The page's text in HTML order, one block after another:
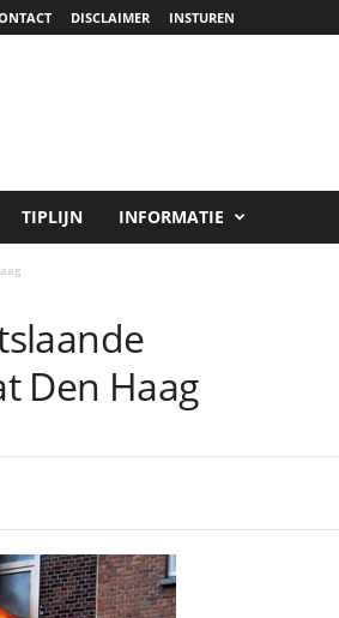
DISCLAIMER INSTUREN
TIPLIJN INFORMATIE
Den Haag